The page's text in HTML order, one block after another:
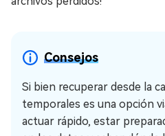
Consejos
Si bien recuperar desde la
temporales es una opción
actuar rápido, estar